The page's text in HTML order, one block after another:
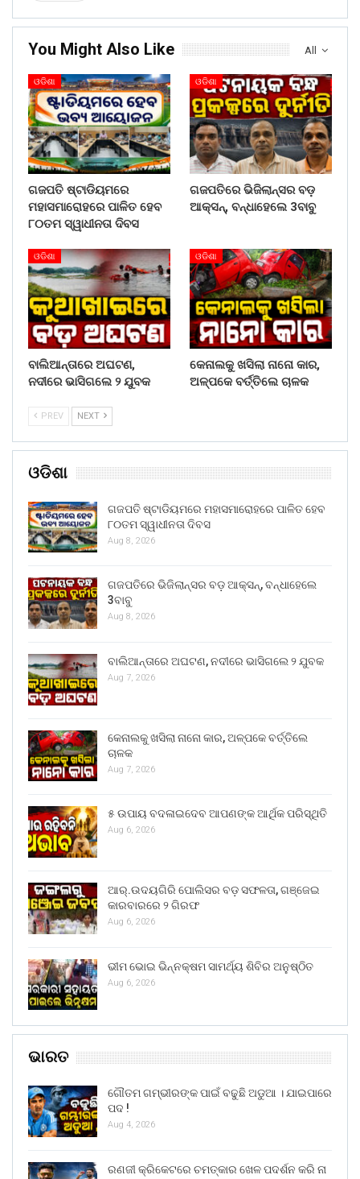
All
You Might Also Like
ଓଡିଶା
ଗଜପତି ଷ୍ଟାଡିୟମରେ
ମହାସମାରୋହରେ ପାଳିତ ହେବ
୮୦ତମ ସ୍ୱାଧୀନତା ଦିବସ
ଓଡିଶା
ଗଜପତିରେ ଭିଜିଲାନ୍ସର ବଡ଼
ଆକ୍ସନ୍, ବନ୍ଧାହେଲେ 3ବାବୁ
ଓଡିଶା
ବାଲିଆନ୍ତାରେ ଅଘଟଣ,
ନଦୀରେ ଭାସିଗଲେ ୨ ଯୁବକ
ଓଡିଶା
କେନାଲକୁ ଖସିଲା ନାନୋ କାର,
ଅଳ୍ପକେ ବର୍ତ୍ତିଲେ ଚାଳକ
PREV NEXT
ଓଡିଶା
ଗଜପତି ଷ୍ଟାଡିୟମରେ ମହାସମାରୋହରେ ପାଳିତ ହେବ
୮୦ତମ ସ୍ୱାଧୀନତା ଦିବସ
Aug 8, 2026
ଗଜପତିରେ ଭିଜିଲାନ୍ସର ବଡ଼ ଆକ୍ସନ୍, ବନ୍ଧାହେଲେ
3ବାବୁ
Aug 8, 2026
ବାଲିଆନ୍ତାରେ ଅଘଟଣ, ନଦୀରେ ଭାସିଗଲେ ୨ ଯୁବକ
Aug 7, 2026
କେନାଲକୁ ଖସିଲା ନାନୋ କାର, ଅଳ୍ପକେ ବର୍ତ୍ତିଲେ
ଚାଳକ
Aug 7, 2026
୫ ଉପାୟ ବଦଳାଇଦେବ ଆପଣଙ୍କ ଆର୍ଥିକ ପରିସ୍ଥିତି
Aug 6, 2026
ଆର୍.ଉଦୟଗିରି ପୋଲିସର ବଡ଼ ସଫଳତା, ଗଞ୍ଜେଇ
କାରବାରରେ ୨ ଗିରଫ
Aug 6, 2026
ଭୀମ ଭୋଇ ଭିନ୍ନକ୍ଷମ ସାମର୍ଥ୍ୟ ଶିବିର ଅନୁଷ୍ଠିତ
Aug 6, 2026
ଭାରତ
ଗୌତମ ଗମ୍ଭୀରଙ୍କ ପାଇଁ ବଢୁଛି ଅଡୁଆ । ଯାଇପାରେ
ପଦ !
Aug 4, 2026
ରଣଜୀ କ୍ରିକେଟରେ ଚମତ୍କାର ଖେଳ ପଦର୍ଶନ କରି ନା